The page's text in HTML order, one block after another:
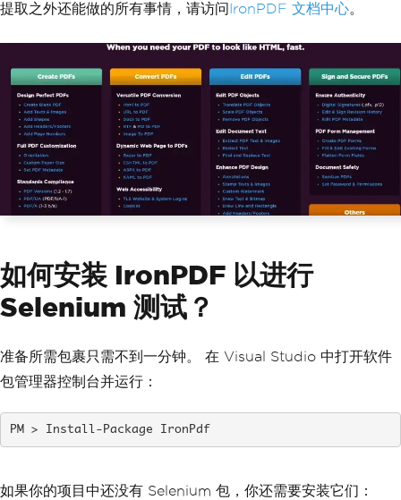
提取之外还能做的所有事情，请访问IronPDF 文档中心。
如何安装 IronPDF 以进行
Selenium 测试？
准备所需包裹只需不到一分钟。 在 Visual Studio 中打开软件
包管理器控制台并运行：
Install-Package IronPdf
如果你的项目中还没有 Selenium 包，你还需要安装它们：